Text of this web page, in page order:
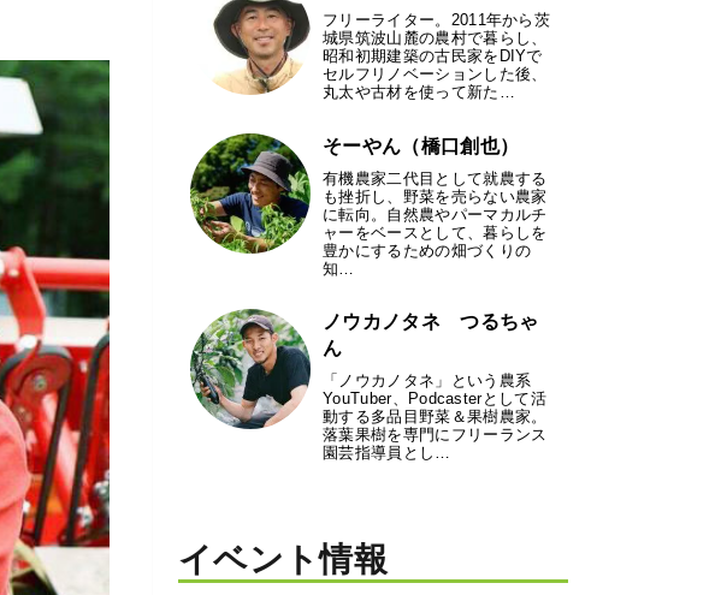
フリーライター。2011年から茨
城県筑波山麓の農村で暮らし、
昭和初期建築の古民家をDIYで
セルフリノベーションした後、
丸太や古材を使って新た…
そーやん（橋口創也）
有機農家二代目として就農する
も挫折し、野菜を売らない農家
に転向。自然農やパーマカルチ
ャーをベースとして、暮らしを
豊かにするための畑づくりの
知…
ノウカノタネ つるちゃ
ん
「ノウカノタネ」という農系
YouTuber、Podcasterとして活
動する多品目野菜＆果樹農家。
落葉果樹を専門にフリーランス
園芸指導員とし…
イベント情報